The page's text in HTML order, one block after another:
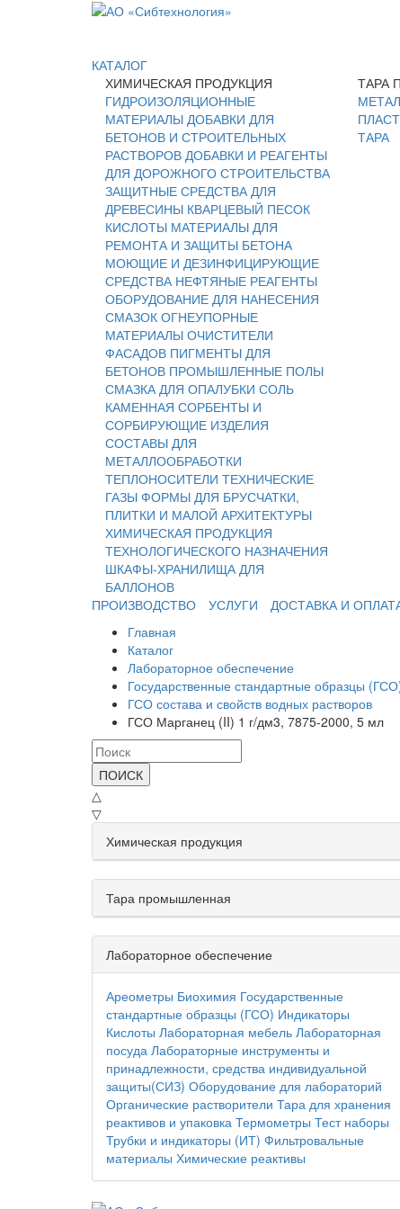
КАТАЛОГ
ХИМИЧЕСКАЯ ПРОДУКЦИЯ
ГИДРОИЗОЛЯЦИОННЫЕ
МАТЕРИАЛЫ ДОБАВКИ ДЛЯ
БЕТОНОВ И СТРОИТЕЛЬНЫХ
РАСТВОРОВ ДОБАВКИ И РЕАГЕНТЫ
ДЛЯ ДОРОЖНОГО СТРОИТЕЛЬСТВА
ЗАЩИТНЫЕ СРЕДСТВА ДЛЯ
ДРЕВЕСИНЫ КВАРЦЕВЫЙ ПЕСОК
КИСЛОТЫ МАТЕРИАЛЫ ДЛЯ
РЕМОНТА И ЗАЩИТЫ БЕТОНА
МОЮЩИЕ И ДЕЗИНФИЦИРУЮЩИЕ
СРЕДСТВА НЕФТЯНЫЕ РЕАГЕНТЫ
ОБОРУДОВАНИЕ ДЛЯ НАНЕСЕНИЯ
СМАЗОК ОГНЕУПОРНЫЕ
МАТЕРИАЛЫ ОЧИСТИТЕЛИ
ФАСАДОВ ПИГМЕНТЫ ДЛЯ
БЕТОНОВ ПРОМЫШЛЕННЫЕ ПОЛЫ
СМАЗКА ДЛЯ ОПАЛУБКИ СОЛЬ
КАМЕННАЯ СОРБЕНТЫ И
СОРБИРУЮЩИЕ ИЗДЕЛИЯ
СОСТАВЫ ДЛЯ
МЕТАЛЛООБРАБОТКИ
ТЕПЛОНОСИТЕЛИ ТЕХНИЧЕСКИЕ
ГАЗЫ ФОРМЫ ДЛЯ БРУСЧАТКИ,
ПЛИТКИ И МАЛОЙ АРХИТЕКТУРЫ
ХИМИЧЕСКАЯ ПРОДУКЦИЯ
ТЕХНОЛОГИЧЕСКОГО НАЗНАЧЕНИЯ
ШКАФЫ-ХРАНИЛИЩА ДЛЯ
БАЛЛОНОВ
ТАРА
ТАРА
ПРОИЗВОДСТВО УСЛУГИ ДОСТАВКА И
Главная
Каталог
Лабораторное обеспечение
Государственные стандартные образцы
ГСО состава и свойств водных растворов
ГСО Марганец (II) 1 г/дм3, 7875-2000, 5 мл
ПОИСК
△
▽
Химическая продукция
Тара промышленная
Лабораторное обеспечение
Ареометры Биохимия Государственные
стандартные образцы (ГСО) Индикаторы
Кислоты Лабораторная мебель Лабораторная
посуда Лабораторные инструменты и
принадлежности, средства индивидуальной
защиты(СИЗ) Оборудование для лабораторий
Органические растворители Тара для хранения
реактивов и упаковка Термометры Тест наборы
Трубки и индикаторы (ИТ) Фильтровальные
материалы Химические реактивы